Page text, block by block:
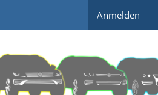
Anmelden